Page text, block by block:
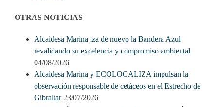
OTRAS NOTICIAS
Alcaidesa Marina iza de nuevo la Bandera Azul
revalidando su excelencia y compromiso ambiental
04/08/2026
Alcaidesa Marina y ECOLOCALIZA impulsan la
observación responsable de cetáceos en el Estrecho de
Gibraltar 23/07/2026